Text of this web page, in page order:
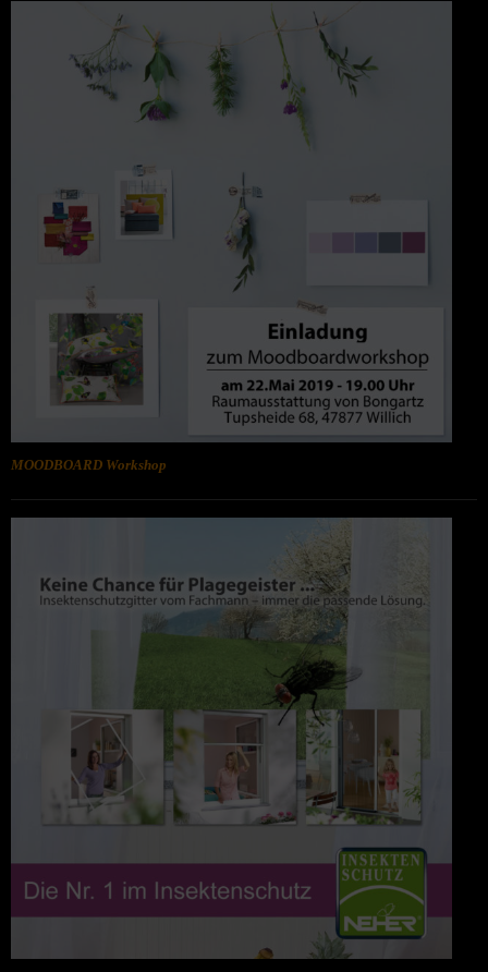
MOODBOARD Workshop